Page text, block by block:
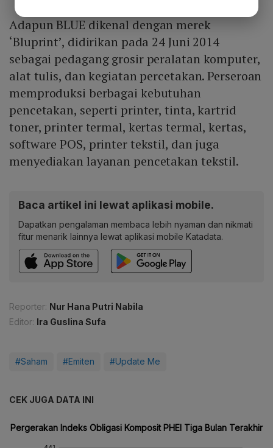
Adapun BLUE dikenal dengan merek
‘Bluprint’, didirikan pada 24 Juni 2014
sebagai pedagang grosir peralatan komputer,
alat tulis, dan kegiatan percetakan. Perseroan
memproduksi berbagai kebutuhan
pencetakan, seperti printer, tinta, kartrid
toner, printer termal, kertas termal, kertas,
software POS, printer tekstil, dan juga
menyediakan layanan pencetakan tekstil.
Baca artikel ini lewat aplikasi mobile.
Dapatkan pengalaman membaca lebih nyaman dan nikmati
fitur menarik lainnya lewat aplikasi mobile Katadata.
Reporter: Nur Hana Putri Nabila
Editor: Ira Guslina Sufa
#Saham #Emiten #Update Me
CEK JUGA DATA INI